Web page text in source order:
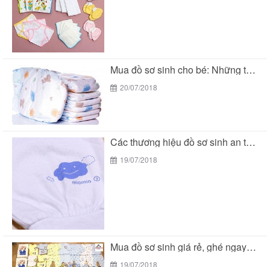
Mua đồ sơ sinh cho bé: Những thương hiệu...
20/07/2018
Các thương hiệu đồ sơ sinh an toàn cho...
19/07/2018
Mua đồ sơ sinh giá rẻ, ghé ngay BeTuti...
19/07/2018